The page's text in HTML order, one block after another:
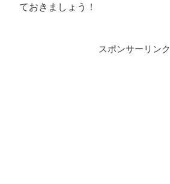
ておきましょう！
スポンサーリンク